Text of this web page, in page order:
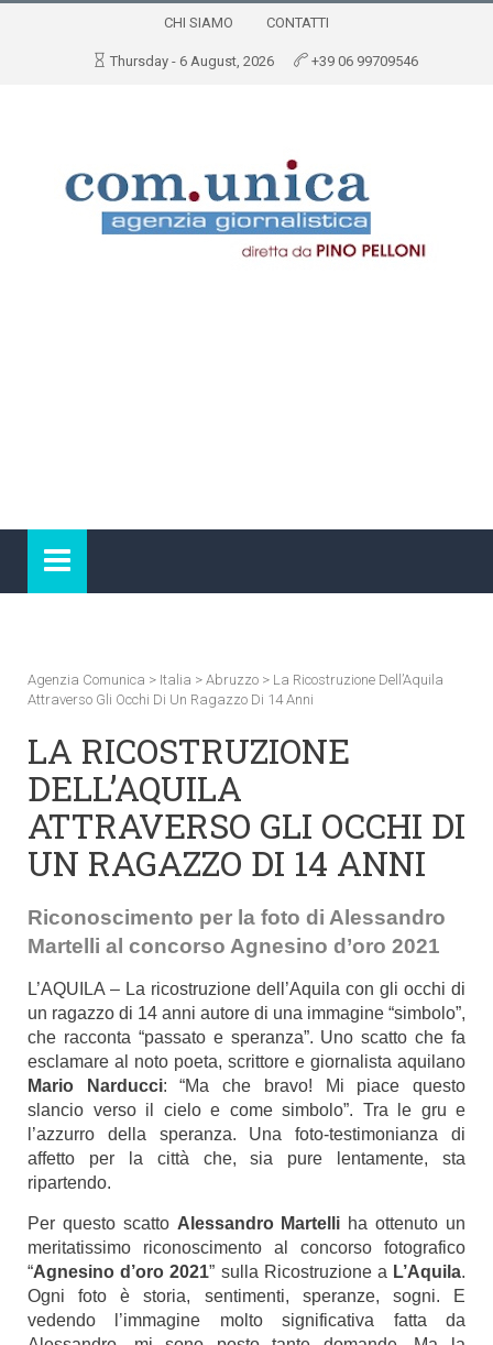
CHI SIAMO CONTATTI
Thursday - 6 August, 2026 +39 06 99709546
Agenzia Comunica > Italia > Abruzzo > La Ricostruzione Dell’Aquila
Attraverso Gli Occhi Di Un Ragazzo Di 14 Anni
LA RICOSTRUZIONE
DELL’AQUILA
ATTRAVERSO GLI OCCHI DI
UN RAGAZZO DI 14 ANNI
Riconoscimento per la foto di Alessandro
Martelli al concorso Agnesino d’oro 2021
L’AQUILA – La ricostruzione dell’Aquila con gli occhi di
un ragazzo di 14 anni autore di una immagine “simbolo”,
che racconta “passato e speranza”. Uno scatto che fa
esclamare al noto poeta, scrittore e giornalista aquilano
Mario Narducci: “Ma che bravo! Mi piace questo
slancio verso il cielo e come simbolo”. Tra le gru e
l’azzurro della speranza. Una foto-testimonianza di
affetto per la città che, sia pure lentamente, sta
ripartendo.
Per questo scatto Alessandro Martelli ha ottenuto un
meritatissimo riconoscimento al concorso fotografico
“Agnesino d’oro 2021” sulla Ricostruzione a L’Aquila.
Ogni foto è storia, sentimenti, speranze, sogni. E
vedendo l’immagine molto significativa fatta da